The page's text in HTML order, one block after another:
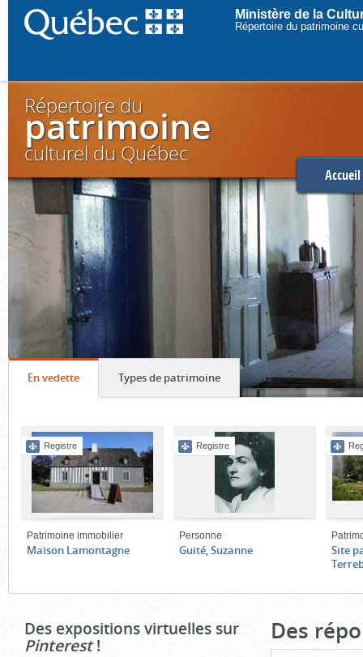
Ministère de la
Répertoire du patrimoine
Répertoire du
patrimoine
culturel du Québec
Accueil
Onglet
En vedette(cliquer
pour
le
contenu)
Onglet
Types de patrimoine(cliquer
pour
le
contenu)
de
l'onglet
vedette
Registre
Patrimoine immobilier
Maison Lamontagne
Registre
Personne
Guité, Suzanne
Site
Fin
d'onglets
Des expositions virtuelles sur
Pinterest!
Des